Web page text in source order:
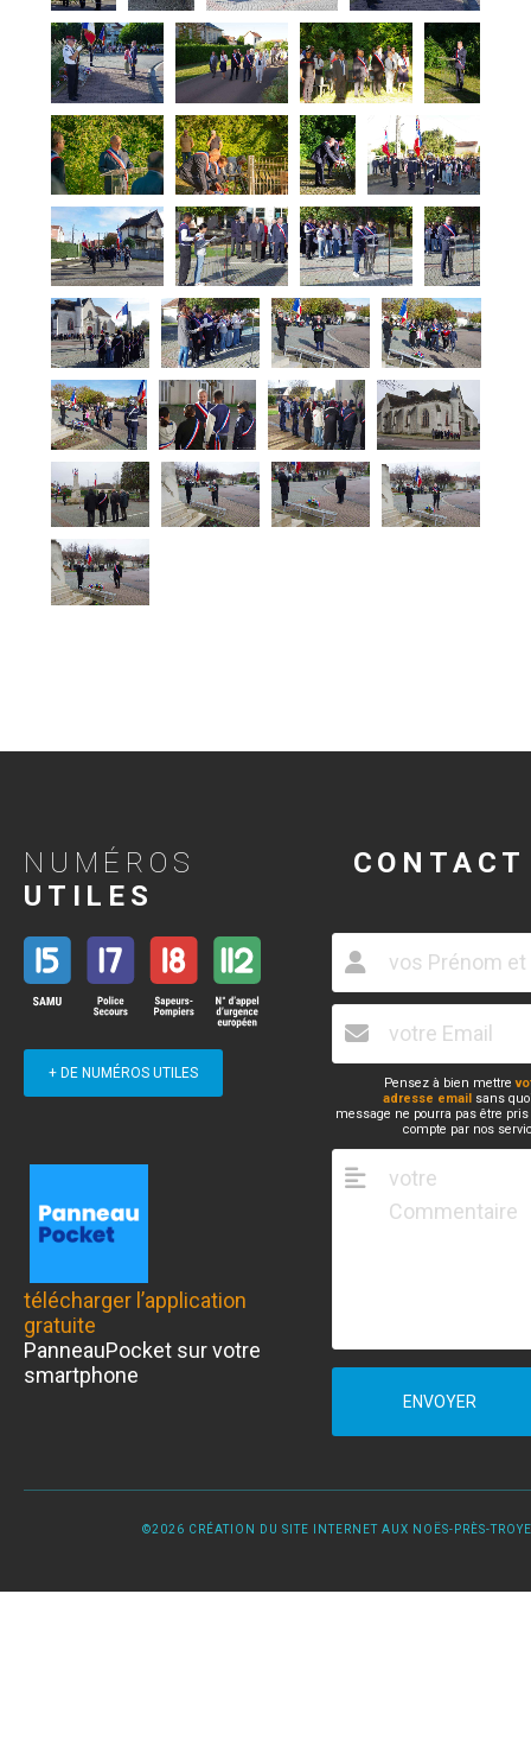
NUMÉROS
UTILES
+ DE NUMÉROS UTILES
télécharger l’application
gratuite
PanneauPocket sur votre
smartphone
CONTACT
Pensez à bien mettre
adresse email sans
message ne pourra pas être
compte par nos
ENVOYER
©2026 CRÉATION DU SITE INTERNET AUX NOËS-PRÈS-